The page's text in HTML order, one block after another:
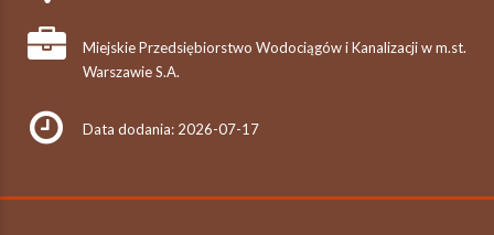
Miejskie Przedsiębiorstwo Wodociągów i Kanalizacji w m.st.
Warszawie S.A.
Data dodania: 2026-07-17